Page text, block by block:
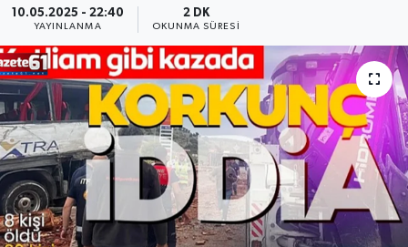
10.05.2025 - 22:40
YAYINLANMA
2 DK
OKUNMA SÜRESI
Son Dakika Haberleri
Haber Arşivi